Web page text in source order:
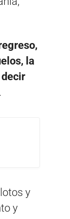
la
.
y
y